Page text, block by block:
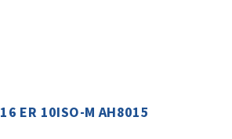
16 ER 10ISO-M AH8015